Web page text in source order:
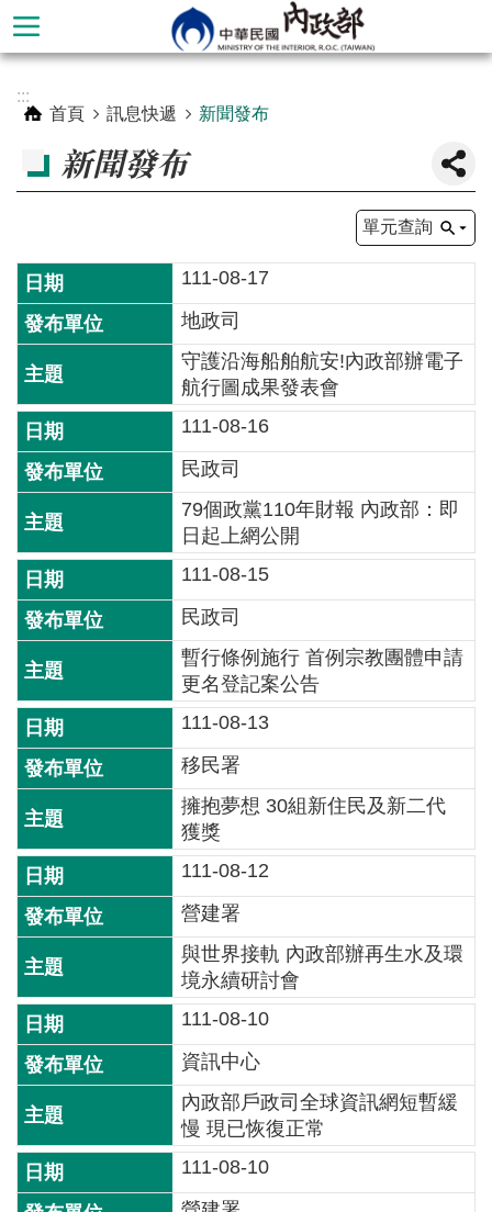
跳到主要內容區塊
階
本
部
簡
介
主
題
政
策
訊
息
快
遞
主
服
務
互
動
流
回
首
頁
網
站
:::
首頁
訊息快遞 新聞發布
新聞發布
單元查詢
111-08-17
地政司
守護沿海船舶航安!內政部辦電子
航行圖成果發表會
111-08-16
民政司
79個政黨110年財報 內政部：即
日起上網公開
111-08-15
民政司
暫行條例施行 首例宗教團體申請
更名登記案公告
111-08-13
移民署
擁抱夢想 30組新住民及新二代
獲獎
111-08-12
營建署
與世界接軌 內政部辦再生水及環
境永續研討會
111-08-10
資訊中心
內政部戶政司全球資訊網短暫緩
慢 現已恢復正常
111-08-10